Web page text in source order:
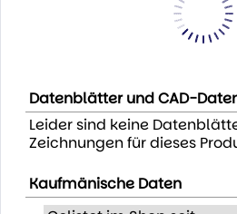
Datenblätter und CAD-
Leider sind keine
Zeichnungen für dieses
Kaufmänische Daten